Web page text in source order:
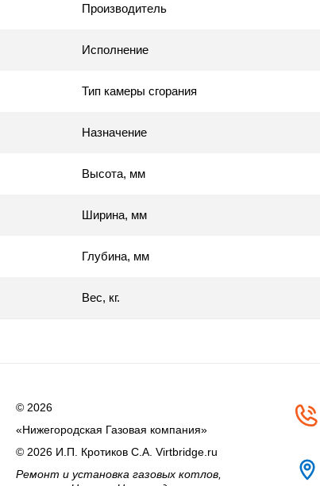
Производитель
Исполнение
Тип камеры сгорания
Назначение
Высота, мм
Ширина, мм
Глубина, мм
Вес, кг.
© 2026
«Нижегородская Газовая компания»
© 2026 И.П. Кротиков С.А. Virtbridge.ru
Ремонт и установка газовых котлов,